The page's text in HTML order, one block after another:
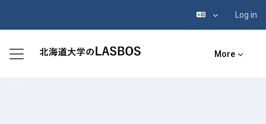
Log in
Side panel More